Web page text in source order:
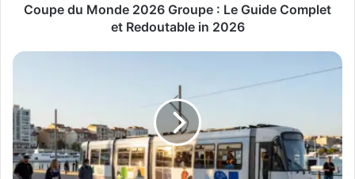
Coupe du Monde 2026 Groupe : Le Guide Complet
et Redoutable in 2026